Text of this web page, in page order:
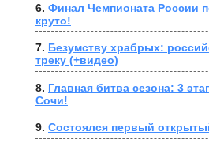
6. Финал Чемпионата России
круто!
7. Безумству храбрых:
треку (+видео)
8. Главная битва сезона: 3
Сочи!
9. Состоялся первый